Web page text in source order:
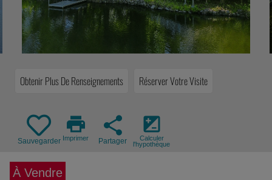
Obtenir Plus De Renseignements Réserver Votre Visite
Sauvegarder
print
Imprimer
share
Partager
iso
Calculer
l'hypothèque
À Vendre